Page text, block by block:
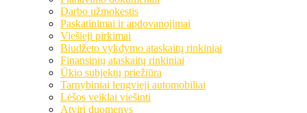
Darbo užmokestis
Paskatinimai ir apdovanojimai
Viešieji pirkimai
Biudžeto vykdymo ataskaitų rinkiniai
Finansinių ataskaitų rinkiniai
Ūkio subjektų priežiūra
Tarnybiniai lengvieji automobiliai
Lėšos veiklai viešinti
Atviri duomenys